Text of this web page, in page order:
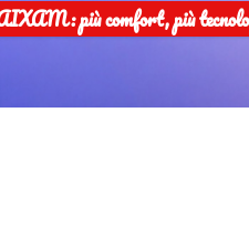
più comfort, più